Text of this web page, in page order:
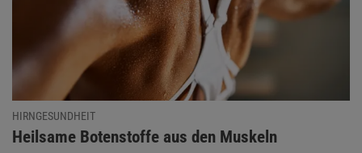
HIRNGESUNDHEIT
:
Heilsame Botenstoffe aus den Muskeln